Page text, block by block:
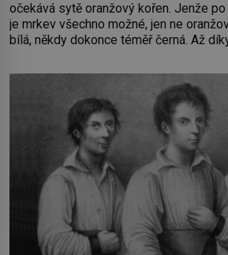
očekává sytě oranžový kořen. Jenže
je mrkev všechno možné, jen ne
bílá, někdy dokonce téměř černá. Až
českou zahradu ani nedokážeme